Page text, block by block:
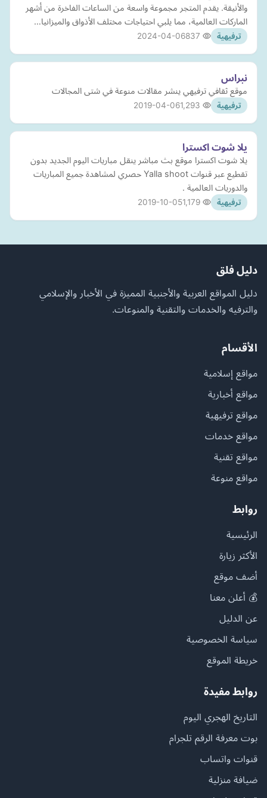
والأنيقة. يقدم المتجر مجموعة واسعة من الساعات الفاخرة من أشهر
الماركات العالمية، مما يلبي احتياجات مختلف الأذواق والميزانيا…
ترفيهية 2024-04-06
نبراس
موقع ثقافي ترفيهي ينشر مقالات منوعة في شتى المجالات
ترفيهية 2019-04-06
يلا شوت اكسترا
يلا شوت اكسترا موقع بث مباشر ينقل مباريات اليوم الجديد بدون
تقطيع عبر قنوات Yalla shoot حصري لمشاهدة جميع المباريات
والدوريات العالمية .
ترفيهية 2019-10-05
دليل فلق
دليل المواقع العربية والأجنبية المميزة في الأخبار والإسلامي
والترفيه والخدمات والتقنية والمنوعات.
الأقسام
مواقع إسلامية
مواقع أخبارية
مواقع ترفيهية
مواقع خدمات
مواقع تقنية
مواقع منوعة
روابط
الرئيسية
الأكثر زيارة
أضف موقع
💰 أعلن معنا
عن الدليل
سياسة الخصوصية
خريطة الموقع
روابط مفيدة
التاريخ الهجري اليوم
بوت معرفة الرقم تلجرام
قنوات واتساب
ضيافة منزلية